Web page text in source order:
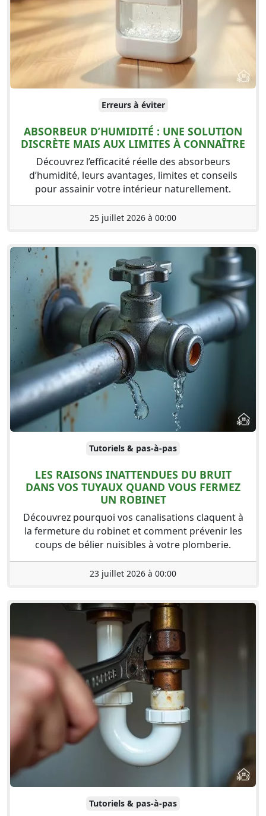
Erreurs à éviter
ABSORBEUR D’HUMIDITÉ : UNE SOLUTION
DISCRÈTE MAIS AUX LIMITES À CONNAÎTRE
Découvrez l’efficacité réelle des absorbeurs
d’humidité, leurs avantages, limites et conseils
pour assainir votre intérieur naturellement.
25 juillet 2026 à 00:00
Tutoriels & pas-à-pas
LES RAISONS INATTENDUES DU BRUIT
DANS VOS TUYAUX QUAND VOUS FERMEZ
UN ROBINET
Découvrez pourquoi vos canalisations claquent à
la fermeture du robinet et comment prévenir les
coups de bélier nuisibles à votre plomberie.
23 juillet 2026 à 00:00
Tutoriels & pas-à-pas